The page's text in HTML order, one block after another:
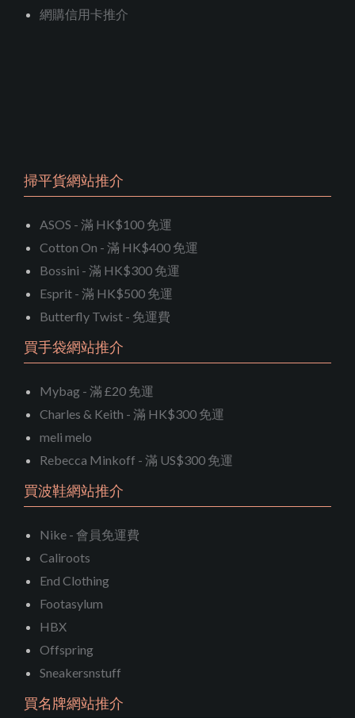
網購信用卡推介
掃平貨網站推介
ASOS - 滿 HK$100 免運
Cotton On - 滿 HK$400 免運
Bossini - 滿 HK$300 免運
Esprit - 滿 HK$500 免運
Butterfly Twist - 免運費
買手袋網站推介
Mybag - 滿 £20 免運
Charles & Keith - 滿 HK$300 免運
meli melo
Rebecca Minkoff - 滿 US$300 免運
買波鞋網站推介
Nike - 會員免運費
Caliroots
End Clothing
Footasylum
HBX
Offspring
Sneakersnstuff
買名牌網站推介